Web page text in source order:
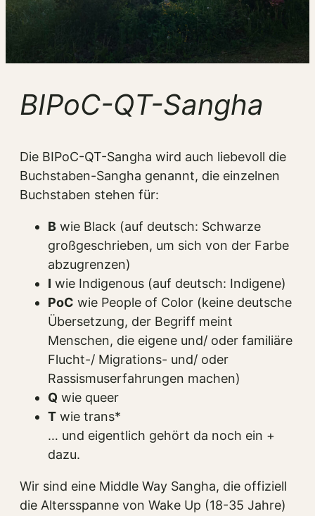
BIPoC-QT-Sangha
Die BIPoC-QT-Sangha wird auch liebevoll die
Buchstaben-Sangha genannt, die einzelnen
Buchstaben stehen für:
B wie Black (auf deutsch: Schwarze
großgeschrieben, um sich von der Farbe
abzugrenzen)
I wie Indigenous (auf deutsch: Indigene)
PoC wie People of Color (keine deutsche
Übersetzung, der Begriff meint
Menschen, die eigene und/ oder familiäre
Flucht-/ Migrations- und/ oder
Rassismuserfahrungen machen)
Q wie queer
T wie trans*
… und eigentlich gehört da noch ein +
dazu.
Wir sind eine Middle Way Sangha, die offiziell
die Altersspanne von Wake Up (18-35 Jahre)